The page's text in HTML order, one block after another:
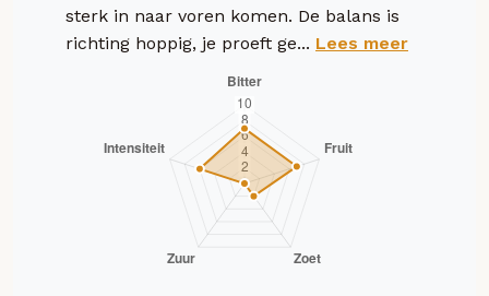
sterk in naar voren komen. De balans is
richting hoppig, je proeft ge... Lees meer